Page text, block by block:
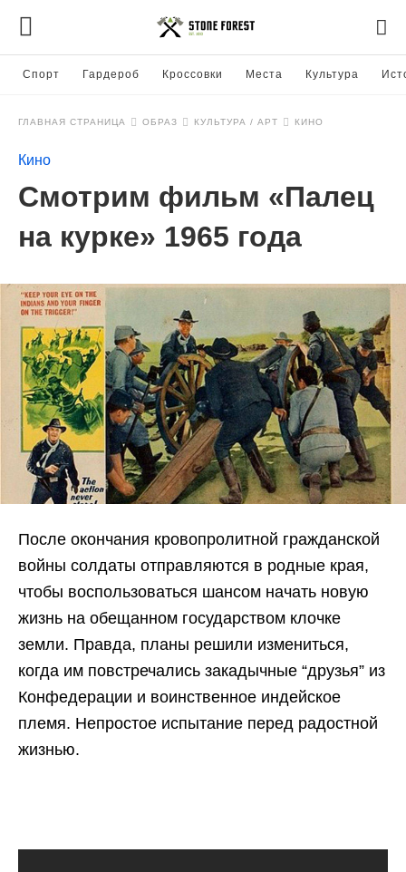
Спорт Гардероб Кроссовки Места Культура
ГЛАВНАЯ СТРАНИЦА ОБРАЗ КУЛЬТУРА / АРТ КИНО
Кино
Смотрим фильм «Палец
на курке» 1965 года
После окончания кровопролитной гражданской
войны солдаты отправляются в родные края,
чтобы воспользоваться шансом начать новую
жизнь на обещанном государством клочке
земли. Правда, планы решили измениться,
когда им повстречались закадычные “друзья” из
Конфедерации и воинственное индейское
племя. Непростое испытание перед радостной
жизнью.